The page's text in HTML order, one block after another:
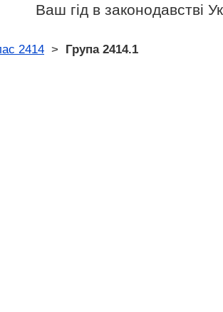
Ваш гід в законодавстві
2414 > Група 2414.1